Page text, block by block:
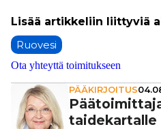
Ruovesi
Ota yhteyttä toimitukseen
PÄÄKIRJOITUS
tai­de­kar­talle